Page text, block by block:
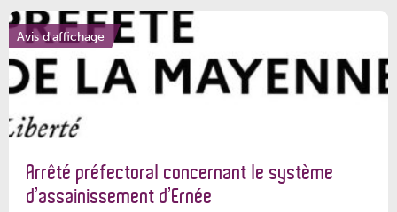
Avis d'affichage
Arrêté préfectoral concernant le système
d’assainissement d’Ernée